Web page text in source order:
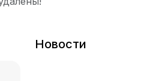
Новости